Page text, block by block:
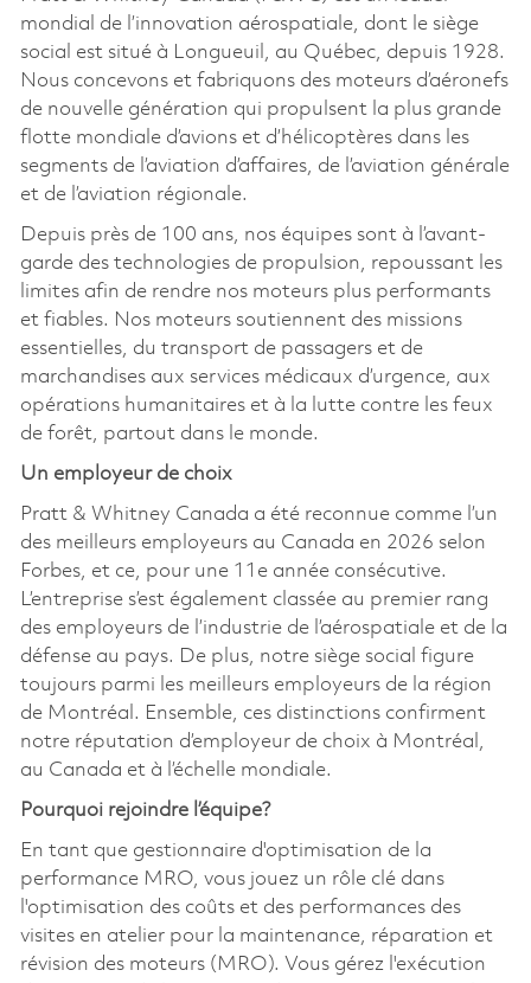
mondial de l’innovation aérospatiale, dont le siège
social est situé à Longueuil, au Québec, depuis 1928.
Nous concevons et fabriquons des moteurs d’aéronefs
de nouvelle génération qui propulsent la plus grande
flotte mondiale d’avions et d’hélicoptères dans les
segments de l’aviation d’affaires, de l’aviation générale
et de l’aviation régionale.
Depuis près de 100 ans, nos équipes sont à l’avant-
garde des technologies de propulsion, repoussant les
limites afin de rendre nos moteurs plus performants
et fiables. Nos moteurs soutiennent des missions
essentielles, du transport de passagers et de
marchandises aux services médicaux d’urgence, aux
opérations humanitaires et à la lutte contre les feux
de forêt, partout dans le monde.
Un employeur de choix
Pratt & Whitney Canada a été reconnue comme l’un
des meilleurs employeurs au Canada en 2026 selon
Forbes, et ce, pour une 11e année consécutive.
L’entreprise s’est également classée au premier rang
des employeurs de l’industrie de l’aérospatiale et de la
défense au pays. De plus, notre siège social figure
toujours parmi les meilleurs employeurs de la région
de Montréal. Ensemble, ces distinctions confirment
notre réputation d’employeur de choix à Montréal,
au Canada et à l’échelle mondiale.
Pourquoi rejoindre l’équipe?
En tant que gestionnaire d'optimisation de la
performance MRO, vous jouez un rôle clé dans
l'optimisation des coûts et des performances des
visites en atelier pour la maintenance, réparation et
révision des moteurs (MRO). Vous gérez l'exécution